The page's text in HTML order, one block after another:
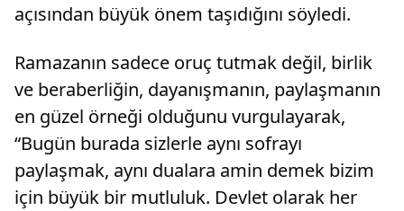
açısından büyük önem taşıdığını söyledi.
Ramazanın sadece oruç tutmak değil, birlik
ve beraberliğin, dayanışmanın, paylaşmanın
en güzel örneği olduğunu vurgulayarak,
“Bugün burada sizlerle aynı sofrayı
paylaşmak, aynı dualara amin demek bizim
için büyük bir mutluluk. Devlet olarak her